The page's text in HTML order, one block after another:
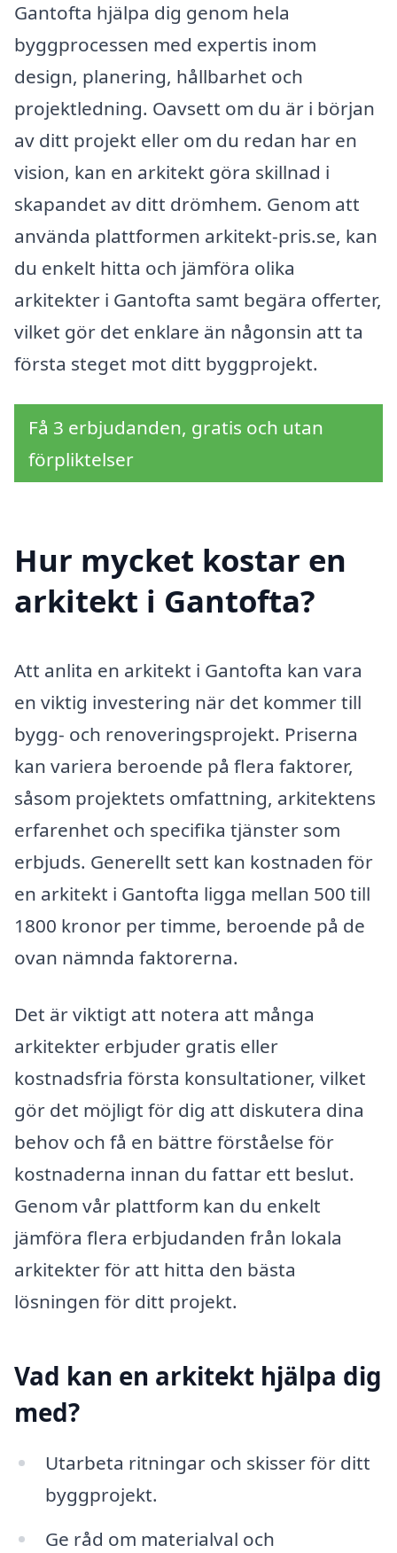
Gantofta hjälpa dig genom hela
byggprocessen med expertis inom
design, planering, hållbarhet och
projektledning. Oavsett om du är i början
av ditt projekt eller om du redan har en
vision, kan en arkitekt göra skillnad i
skapandet av ditt drömhem. Genom att
använda plattformen arkitekt-pris.se, kan
du enkelt hitta och jämföra olika
arkitekter i Gantofta samt begära offerter,
vilket gör det enklare än någonsin att ta
första steget mot ditt byggprojekt.
Få 3 erbjudanden, gratis och utan
förpliktelser
Hur mycket kostar en
arkitekt i Gantofta?
Att anlita en arkitekt i Gantofta kan vara
en viktig investering när det kommer till
bygg- och renoveringsprojekt. Priserna
kan variera beroende på flera faktorer,
såsom projektets omfattning, arkitektens
erfarenhet och specifika tjänster som
erbjuds. Generellt sett kan kostnaden för
en arkitekt i Gantofta ligga mellan 500 till
1800 kronor per timme, beroende på de
ovan nämnda faktorerna.
Det är viktigt att notera att många
arkitekter erbjuder gratis eller
kostnadsfria första konsultationer, vilket
gör det möjligt för dig att diskutera dina
behov och få en bättre förståelse för
kostnaderna innan du fattar ett beslut.
Genom vår plattform kan du enkelt
jämföra flera erbjudanden från lokala
arkitekter för att hitta den bästa
lösningen för ditt projekt.
Vad kan en arkitekt hjälpa dig
med?
Utarbeta ritningar och skisser för ditt
byggprojekt.
Ge råd om materialval och